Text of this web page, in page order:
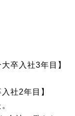
卒入社3年目】
社2年目】